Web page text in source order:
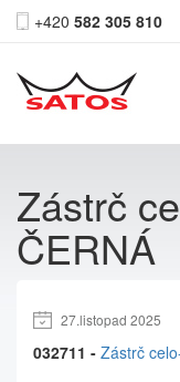
+420 582 305 810
Zástrč
ČERNÁ
27.listopad 2025
032711 - Zástrč